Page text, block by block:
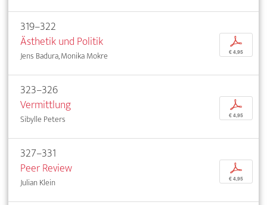
319–322
Ästhetik und Politik
Jens Badura, Monika Mokre
p
€ 4,95
323–326
Vermittlung
Sibylle Peters
p
€ 4,95
327–331
Peer Review
Julian Klein
p
€ 4,95